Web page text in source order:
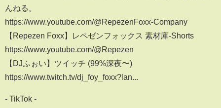
んねる。
https://www.youtube.com/@RepezenFoxx-Company
【Repezen Foxx】レペゼンフォックス 素材庫-Shorts
https://www.youtube.com/@Repezen
【DJふぉい】ツイッチ (99%深夜〜)
https://www.twitch.tv/dj_foy_foxx?lan...
- TikTok -